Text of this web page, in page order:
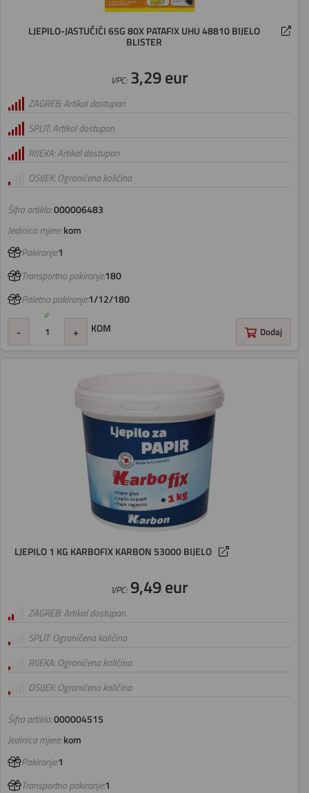
LJEPILO-JASTUČIĆI 65G 80X PATAFIX UHU 48810 BIJELO
BLISTER
Šifra artikla:000006483
VPC:3,29 eur
ZAGREB: Artikal dostupan
SPLIT: Artikal dostupan
RIJEKA: Artikal dostupan
OSIJEK: Ograničena količina
Jedinica mjere:kom
Pakiranje:1
Transportno pakiranje:180
Paletno pakiranje:1/12/180
- + KOM Dodaj
LJEPILO 1 KG KARBOFIX KARBON 53000 BIJELO
Šifra artikla:000004515
VPC:9,49 eur
ZAGREB: Artikal dostupan
SPLIT: Ograničena količina
RIJEKA: Ograničena količina
OSIJEK: Ograničena količina
Jedinica mjere:kom
Pakiranje:1
Transportno pakiranje:1